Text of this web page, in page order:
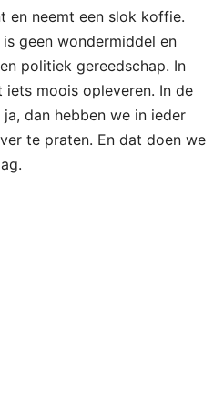
en neemt een slok koffie.
geen wondermiddel en
politiek gereedschap. In
iets moois opleveren. In de
dan hebben we in ieder
te praten. En dat doen we